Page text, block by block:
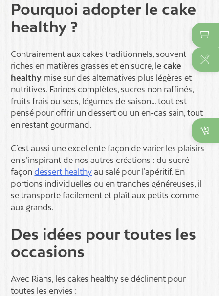

Pourquoi adopter le cake
healthy ?
Contrairement aux cakes traditionnels, souvent
riches en matières grasses et en sucre, lecake
healthy mise sur des alternatives plus légères et
nutritives. Farines complètes, sucres non raffinés,
fruits frais ou secs, légumes de saison… tout est
pensé pour offrir un dessert ou un en-cas sain, tout
en restant gourmand.
C’est aussi une excellente façon de varier les plaisirs
en s’inspirant de nos autres créations : du sucré
façondessert healthy au salé pour l’apéritif. En
portions individuelles ou en tranches généreuses, il
se transporte facilement et plaît aux petits comme
aux grands.
Des idées pour toutes les
occasions
Avec Rians, les cakes healthy se déclinent pour
toutes les envies :